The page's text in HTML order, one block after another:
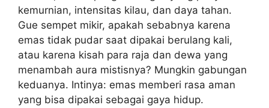
kemurnian, intensitas kilau, dan daya tahan.
Gue sempet mikir, apakah sebabnya karena
emas tidak pudar saat dipakai berulang kali,
atau karena kisah para raja dan dewa yang
menambah aura mistisnya? Mungkin gabungan
keduanya. Intinya: emas memberi rasa aman
yang bisa dipakai sebagai gaya hidup.